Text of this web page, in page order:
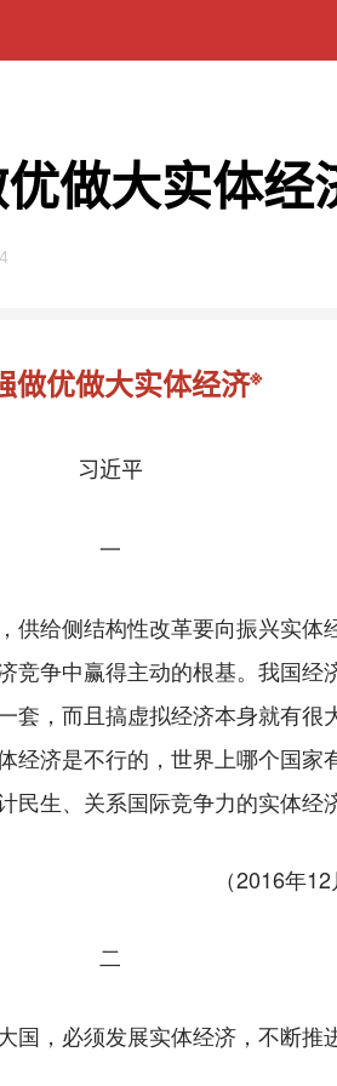
做大实体经
做优做大实体经济※
习近平
一
给侧结构性改革要向振兴实体
竞争中赢得主动的根基。我国
套，而且搞虚拟经济本身就有
经济是不行的，世界上哪个国
生、关系国际竞争力的实体经
（2016年
二
，必须发展实体经济，不断推